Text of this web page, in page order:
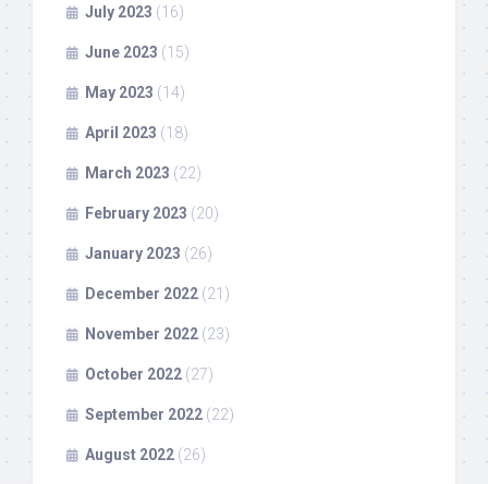
July 2023 (16)
June 2023 (15)
May 2023 (14)
April 2023 (18)
March 2023 (22)
February 2023 (20)
January 2023 (26)
December 2022 (21)
November 2022 (23)
October 2022 (27)
September 2022 (22)
August 2022 (26)